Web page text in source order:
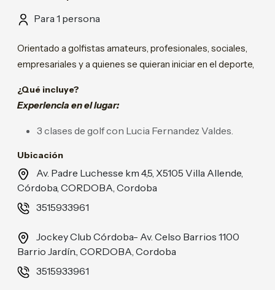
Para 1 persona
Orientado a golfistas amateurs, profesionales, sociales,
empresariales y a quienes se quieran iniciar en el deporte,
¿Qué incluye?
Experiencia en el lugar:
3 clases de golf con Lucia Fernandez Valdes.
Ubicación
Av. Padre Luchesse km 4,5, X5105 Villa Allende,
Córdoba, CORDOBA, Cordoba
3515933961
Jockey Club Córdoba- Av. Celso Barrios 1100
Barrio Jardín., CORDOBA, Cordoba
3515933961